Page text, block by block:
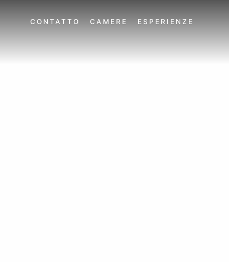
CONTATTO CAMERE ESPERIENZE